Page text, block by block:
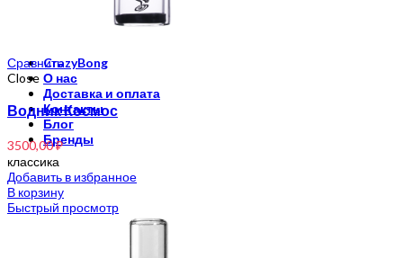
Рамакришна
Ришикеш
CrazyBong
О нас
Доставка и оплата
Контакты
Блог
Бренды
Сравнить
Close
Водник Космос
3500,00₽
классика
Добавить в избранное
В корзину
Быстрый просмотр